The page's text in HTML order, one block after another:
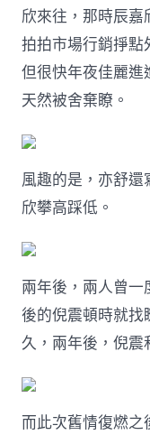
欣來往，那時辰嘉
拍拍市場行銷掙點
但很快年夜佳麗進
天然被舍棄瞭。
風趣的是，亦舒
欣攀高踩低。
兩年後，兩人曾
後的倪震頓時就找
久，兩年後，倪震
而此次舊情復燃